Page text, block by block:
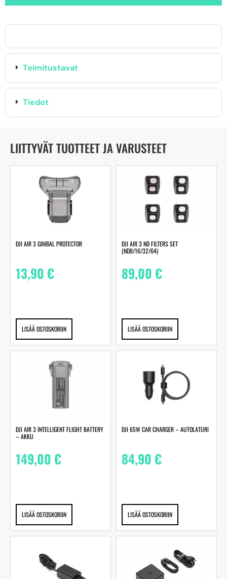
Toimitustavat
Tiedot
LIITTYVÄT TUOTTEET JA VARUSTEET
DJI AIR 3 GIMBAL PROTECTOR
13,90€
LISÄÄ OSTOSKORIIN
DJI AIR 3 ND FILTERS SET
(ND8/16/32/64)
89,00€
LISÄÄ OSTOSKORIIN
DJI AIR 3 INTELLIGENT FLIGHT BATTERY
– AKKU
149,00€
LISÄÄ OSTOSKORIIN
DJI 65W CAR CHARGER – AUTOLATURI
84,90€
LISÄÄ OSTOSKORIIN